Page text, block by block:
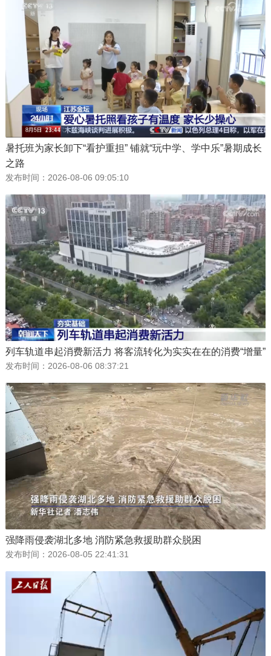
暑托班为家长卸下“看护重担” 铺就“玩中学、学中乐”暑期成长
之路
发布时间： 2026-08-06 09:05:10
列车轨道串起消费新活力 将客流转化为实实在在的消费“增量”
发布时间： 2026-08-06 08:37:21
强降雨侵袭湖北多地 消防紧急救援助群众脱困
发布时间： 2026-08-05 22:41:31